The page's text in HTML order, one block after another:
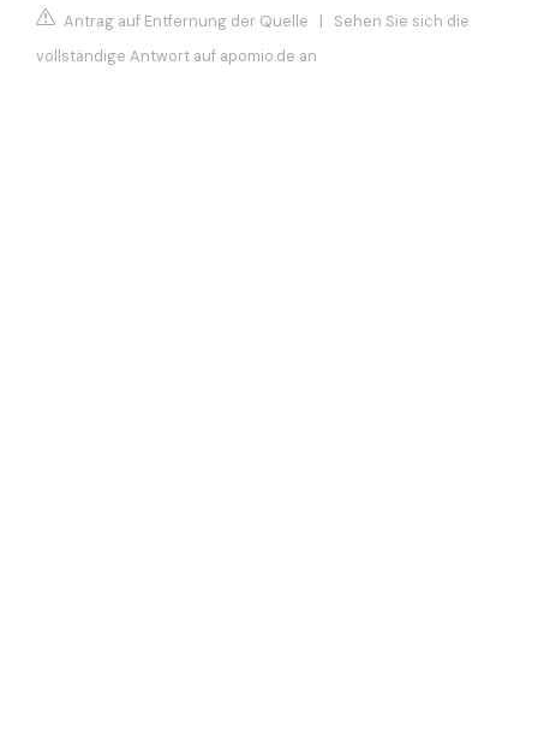
Antrag auf Entfernung der Quelle | Sehen Sie sich die
vollständige Antwort auf apomio.de an